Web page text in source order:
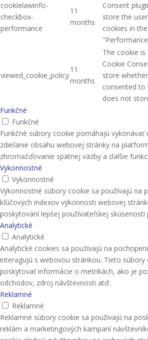
cookielawinfo-
checkbox-
performance
11
months
Consent
store the
cookies in
viewed_cookie_policy
11
months
The cookie is
Cookie
store
consented to
does not
Funkčné
Funkčné
Funkčné súbory cookie pomáhajú vykonávať
zdieľanie obsahu webovej stránky na
zhromažďovanie spätnej väzby a ďalšie
Vykonnostné
Vykonnostné
Výkonnostné súbory cookie sa používajú na
kľúčových indexov výkonnosti webovej
poskytovaní lepšej používateľskej skúsenosti
Analytické
Analytické
Analytické cookies sa používajú na
interagujú s webovou stránkou. Tieto súbory
poskytovať informácie o metrikách, ako je
odchodov, zdroj návštevnosti atď.
Reklamné
Reklamné
Reklamné súbory cookie sa používajú na
reklám a marketingových kampaní